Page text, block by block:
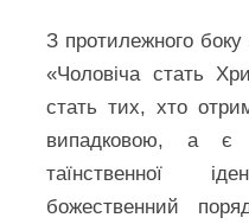
З протилежного
«Чоловіча стать
стать тих, хто
випадковою, а є
таїнственної
божественний